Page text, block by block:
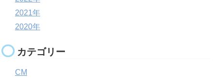
2021年
2020年
カテゴリー
CM